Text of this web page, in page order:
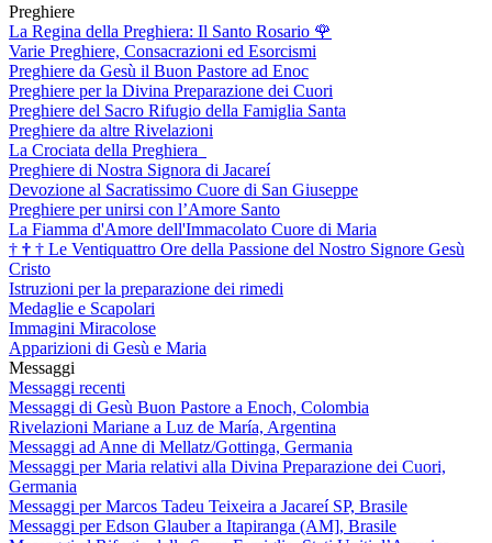
Preghiere
La Regina della Preghiera: Il Santo Rosario 🌹
Varie Preghiere, Consacrazioni ed Esorcismi
Preghiere da Gesù il Buon Pastore ad Enoc
Preghiere per la Divina Preparazione dei Cuori
Preghiere del Sacro Rifugio della Famiglia Santa
Preghiere da altre Rivelazioni
La Crociata della Preghiera
Preghiere di Nostra Signora di Jacareí
Devozione al Sacratissimo Cuore di San Giuseppe
Preghiere per unirsi con l’Amore Santo
La Fiamma d'Amore dell'Immacolato Cuore di Maria
† † † Le Ventiquattro Ore della Passione del Nostro Signore Gesù
Cristo
Istruzioni per la preparazione dei rimedi
Medaglie e Scapolari
Immagini Miracolose
Apparizioni di Gesù e Maria
Messaggi
Messaggi recenti
Messaggi di Gesù Buon Pastore a Enoch, Colombia
Rivelazioni Mariane a Luz de María, Argentina
Messaggi ad Anne di Mellatz/Gottinga, Germania
Messaggi per Maria relativi alla Divina Preparazione dei Cuori,
Germania
Messaggi per Marcos Tadeu Teixeira a Jacareí SP, Brasile
Messaggi per Edson Glauber a Itapiranga (AM], Brasile